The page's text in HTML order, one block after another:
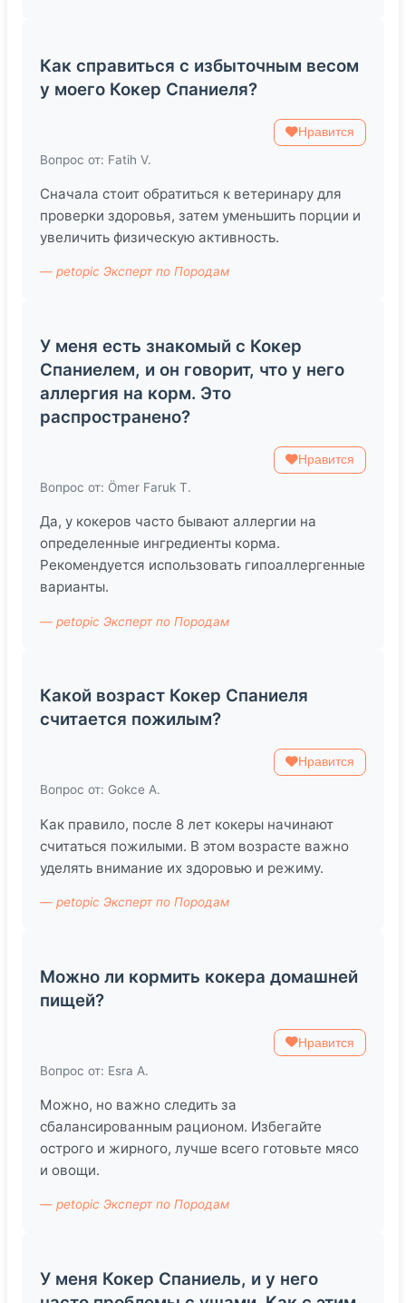
Как справиться с избыточным весом
у моего Кокер Спаниеля?
Нравится
Вопрос от: Fatih V.
Сначала стоит обратиться к ветеринару для
проверки здоровья, затем уменьшить порции и
увеличить физическую активность.
— petopic Эксперт по Породам
У меня есть знакомый с Кокер
Спаниелем, и он говорит, что у него
аллергия на корм. Это
распространено?
Нравится
Вопрос от: Ömer Faruk T.
Да, у кокеров часто бывают аллергии на
определенные ингредиенты корма.
Рекомендуется использовать гипоаллергенные
варианты.
— petopic Эксперт по Породам
Какой возраст Кокер Спаниеля
считается пожилым?
Нравится
Вопрос от: Gokce A.
Как правило, после 8 лет кокеры начинают
считаться пожилыми. В этом возрасте важно
уделять внимание их здоровью и режиму.
— petopic Эксперт по Породам
Можно ли кормить кокера домашней
пищей?
Нравится
Вопрос от: Esra A.
Можно, но важно следить за
сбалансированным рационом. Избегайте
острого и жирного, лучше всего готовьте мясо
и овощи.
— petopic Эксперт по Породам
У меня Кокер Спаниель, и у него